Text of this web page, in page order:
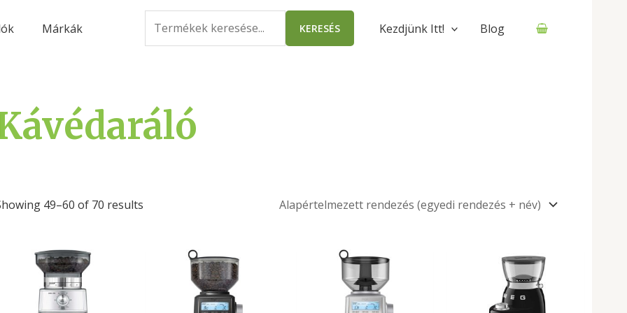
Márkák
for:
KERESÉS Kezdjünk Itt! Blog
49–60 of 70 results